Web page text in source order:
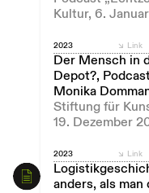
Kultur, 6.
2023
Der Mensch in
Depot?,
Monika
Stiftung für
19. Dezember
Link
2023
anders, als man
Link